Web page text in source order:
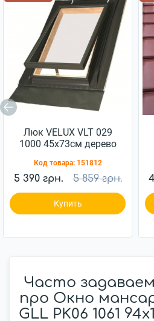
Люк VELUX VLT 029
1000 45x73см дерево
Код товара: 151812
5 390 грн. 5 859 грн.
Купить
Часто
про Окно
GLL PK06 1061